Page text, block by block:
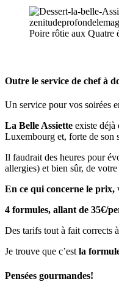
Poire rôtie aux Quatre
Outre le service de chef à
Un service pour vos soirées
La Belle Assiette existe déjà
Luxembourg et, forte de son
Il faudrait des heures pour
allergies) et bien sûr, de
En ce qui concerne le prix,
4 formules, allant de 35€/
Des tarifs tout à fait corrects
Je trouve que c’est la
Pensées gourmandes!